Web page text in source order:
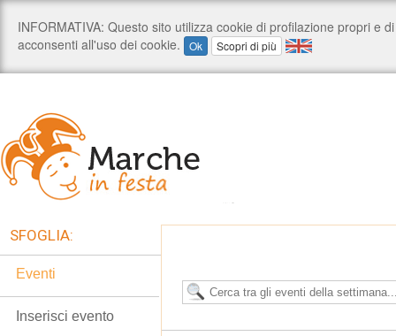
SFOGLIA:
Eventi
Inserisci evento